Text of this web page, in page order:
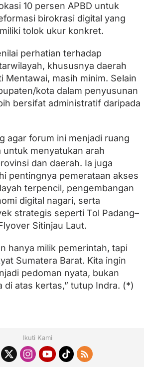
10 persen APBD untuk
birokrasi digital yang
tolok ukur konkret.
perhatian terhadap
khususnya daerah
Mentawai, masih minim. Selain
kota dalam penyusunan
bersifat administratif daripada
agar forum ini menjadi ruang
untuk menyatukan arah
dan daerah. Ia juga
pentingnya pemerataan akses
terpencil, pengembangan
digital nagari, serta
strategis seperti Tol Padang–
Sitinjau Laut.
hanya milik pemerintah, tapi
Sumatera Barat. Kita ingin
pedoman nyata, bukan
di atas kertas,” tutup Indra. (*)
Ikuti Kami